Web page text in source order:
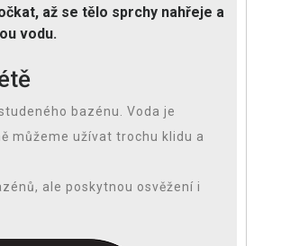
až se tělo sprchy nahřeje a
vodu.
bazénu. Voda je
můžeme užívat trochu klidu a
ale poskytnou osvěžení i